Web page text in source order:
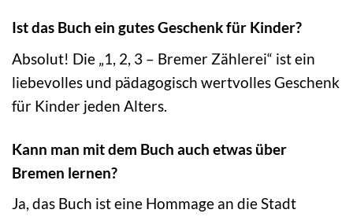
Ist das Buch ein gutes Geschenk für Kinder?
Absolut! Die „1, 2, 3 – Bremer Zählerei“ ist ein
liebevolles und pädagogisch wertvolles Geschenk
für Kinder jeden Alters.
Kann man mit dem Buch auch etwas über
Bremen lernen?
Ja, das Buch ist eine Hommage an die Stadt